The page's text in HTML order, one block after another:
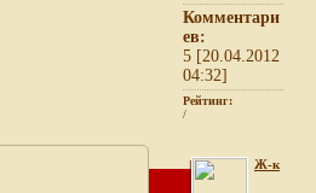
Комментари
ев:
5 [20.04.2012
04:32]
Рейтинг:
/
Ж-к